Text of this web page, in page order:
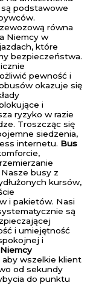
podstawowe
równa
Niemcy w
które
bezpieczeństwa.
pewność i
okazuje się
i
ryzyko w razie
Troszcząc się
siedzenia,
internetu. Bus
busy z
kursów,
i pakietów. Nasi
są
i umiejętność
i
aby wszelkie klient
od sekundy
do punktu